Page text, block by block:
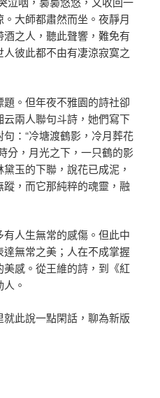
大師都肅然而坐。夜靜月
之人，聽此聲響，難免有
彼此都不由有凄涼寂寞之
。但年夜不雅園的詩社卻
兩人聯句斗詩，她們寫下
：“冷塘渡鶴影，冷月葬花
分，月光之下，一只鶴的影
玉的下聯，說花已成泥，
，而它那純粹的魂靈，融
人生無常的感傷。但此中
無常之美；人在不成掌握
感。從王維的詩，到《紅
。
此說一點閑話，聊為新版